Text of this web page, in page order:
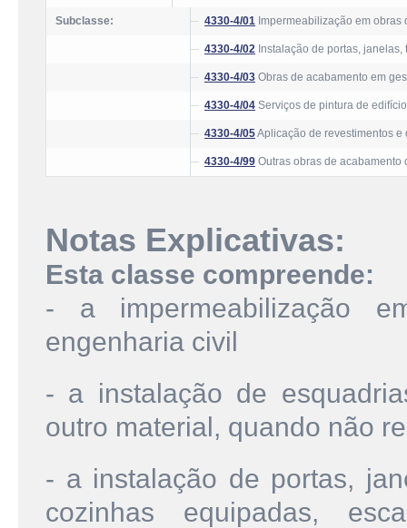
Subclasse: 4330-4/01 Impermeabilização em
4330-4/02 Instalação de portas,
4330-4/03 Obras de acabamento em
4330-4/04 Serviços de pintura de
4330-4/05Aplicação de revestimentos
4330-4/99 Outras obras de acabamento
Notas Explicativas:
Esta classe compreende:
- a impermeabilização
engenharia civil
- a instalação de
outro material, quando não
- a instalação de portas,
cozinhas equipadas,